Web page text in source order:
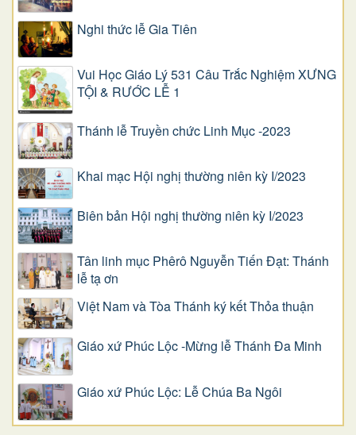
Nghi thức lễ Gia Tiên
Vui Học Giáo Lý 531 Câu Trắc Nghiệm XƯNG
TỘI & RƯỚC LỄ 1
Thánh lễ Truyền chức Linh Mục -2023
Khai mạc Hội nghị thường niên kỳ I/2023
Biên bản Hội nghị thường niên kỳ I/2023
Tân linh mục Phêrô Nguyễn Tiến Đạt: Thánh
lễ tạ ơn
Việt Nam và Tòa Thánh ký kết Thỏa thuận
Giáo xứ Phúc Lộc -Mừng lễ Thánh Đa Minh
Giáo xứ Phúc Lộc: Lễ Chúa Ba Ngôi